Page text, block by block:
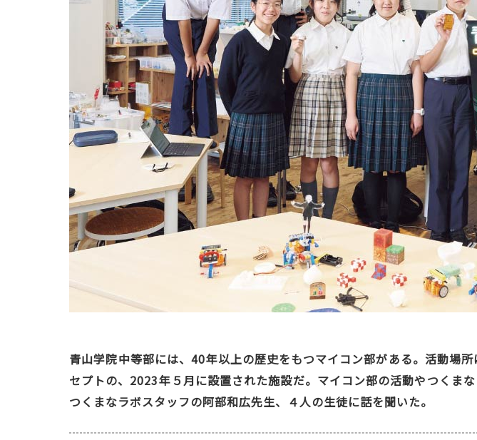
青山学院中等部には、40年以上の歴史をもつマイコン部がある。活動場
セプトの、2023年５月に設置された施設だ。マイコン部の活動やつくま
つくまなラボスタッフの阿部和広先生、４人の生徒に話を聞いた。